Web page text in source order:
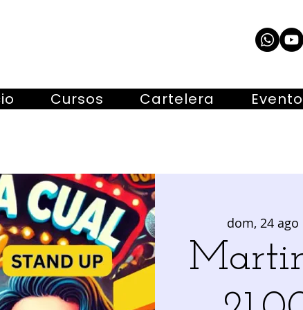
Cursos Cartelera
dom, 24 ago